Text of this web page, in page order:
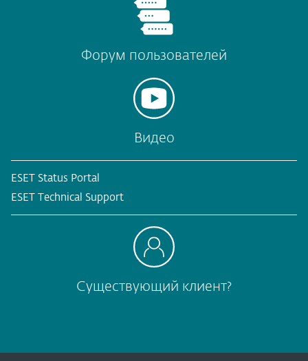
Форум пользователей
Видео
ESET Status Portal
ESET Technical Support
Существующий клиент?